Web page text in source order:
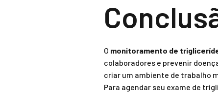
O monitoramento de
colaboradores e prevenir
criar um ambiente de trabalho
Para agendar seu exame de